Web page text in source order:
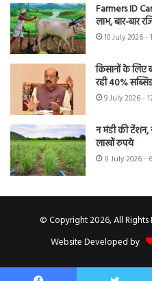
Farmers ID
लाभ, बार-बार
10 July 2026 -
किसानों के
रही 40%
9 July 2026 -
न मंडी की
लाखों रुपये
8 July 2026 -
© Copyright 2026, All Rights
Website Developed by